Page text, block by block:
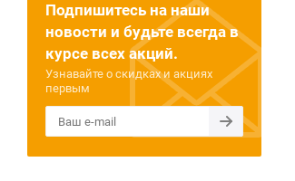
60-62/170-176
60-62/182-188
64-66/170-176
Подпишитесь на наши
новости и будьте всегда в
курсе всех акций.
Узнавайте о скидках и акциях
первым